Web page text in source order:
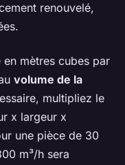
renouvelé,
en mètres cubes par
volume de la
multipliez le
x largeur x
une pièce de 30
m³/h sera